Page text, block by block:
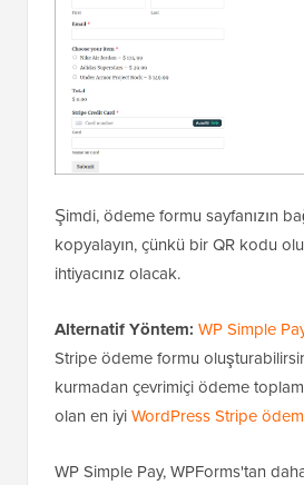
Şimdi, ödeme formu sayfanızın
kopyalayın, çünkü bir QR kodu
ihtiyacınız olacak.
Alternatif Yöntem: WP Simple
Stripe ödeme formu
kurmadan çevrimiçi ödeme
olan en iyiWordPress Stripe
WP Simple Pay, WPForms'tan